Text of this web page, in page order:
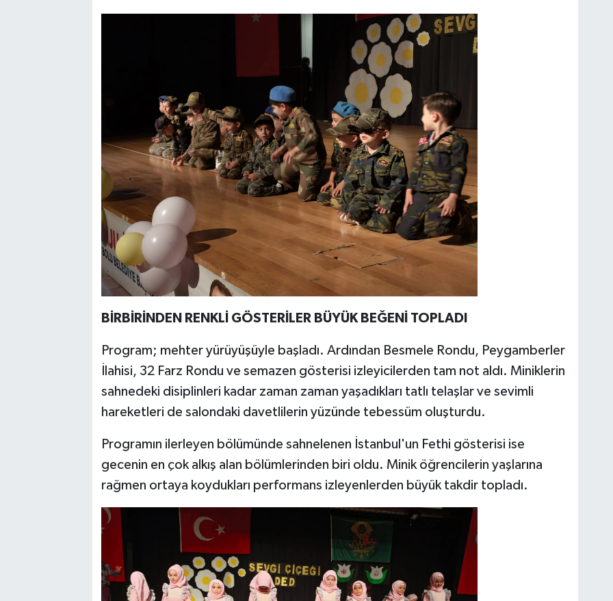
BİRBİRİNDEN RENKLİ GÖSTERİLER BÜYÜK BEĞENİ TOPLADI
Program; mehter yürüyüşüyle başladı. Ardından Besmele Rondu, Peygamberler
İlahisi, 32 Farz Rondu ve semazen gösterisi izleyicilerden tam not aldı. Miniklerin
sahnedeki disiplinleri kadar zaman zaman yaşadıkları tatlı telaşlar ve sevimli
hareketleri de salondaki davetlilerin yüzünde tebessüm oluşturdu.
Programın ilerleyen bölümünde sahnelenen İstanbul'un Fethi gösterisi ise
gecenin en çok alkış alan bölümlerinden biri oldu. Minik öğrencilerin yaşlarına
rağmen ortaya koydukları performans izleyenlerden büyük takdir topladı.